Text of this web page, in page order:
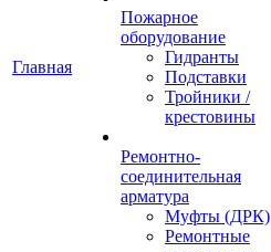
Главная
Пожарное
оборудование
Гидранты
Подставки
Тройники /
крестовины
Ремонтно-
соединительная
арматура
Муфты (ДРК)
Ремонтные